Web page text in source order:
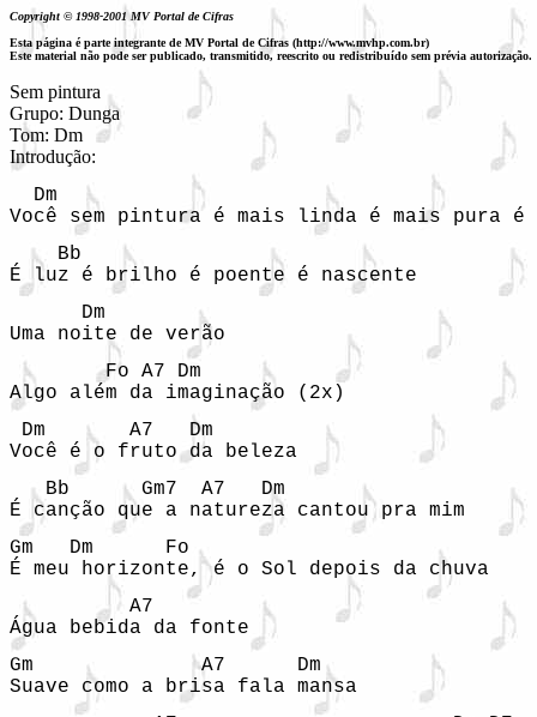
Copyright © 1998-2001 MV Portal de Cifras
Esta página é parte integrante de MV Portal de Cifras (http://www.mvhp.com.br)
Este material não pode ser publicado, transmitido, reescrito ou redistribuído sem prévia autorização.
Sem pintura
Grupo: Dunga
Tom: Dm
Introdução:
Dm
Você sem pintura é mais linda é mais pura é
    Bb
É luz é brilho é poente é nascente
      Dm
Uma noite de verão
        Fo A7 Dm
Algo além da imaginação (2x)
Dm       A7   Dm
Você é o fruto da beleza
   Bb      Gm7  A7   Dm
É canção que a natureza cantou pra mim
Gm   Dm      Fo
É meu horizonte, é o Sol depois da chuva
          A7
Água bebida da fonte
Gm              A7      Dm
Suave como a brisa fala mansa